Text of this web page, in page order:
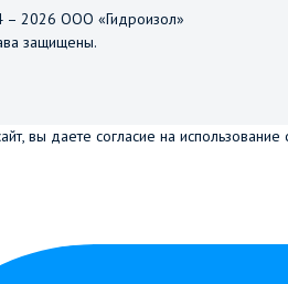
2026 ООО «Гидроизол»
защищены.
вы даете согласие на